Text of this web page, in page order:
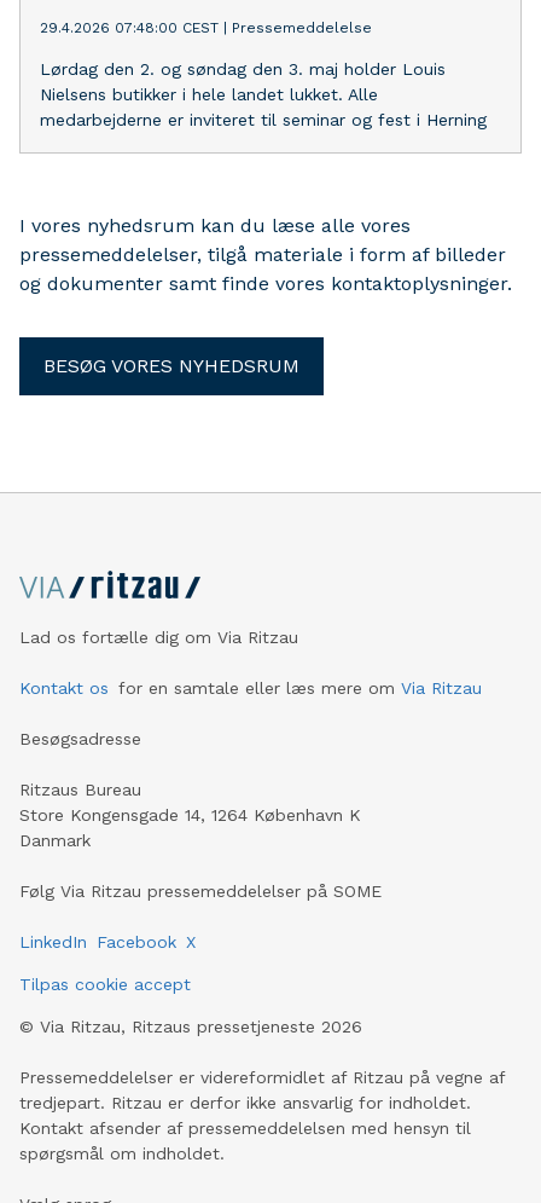
29.4.2026 07:48:00 CEST Pressemeddelelse
Lørdag den 2. og søndag den 3. maj holder Louis
Nielsens butikker i hele landet lukket. Alle
medarbejderne er inviteret til seminar og fest i Herning
I vores nyhedsrum kan du læse alle vores
pressemeddelelser, tilgå materiale i form af billeder
og dokumenter samt finde vores kontaktoplysninger.
BESØG VORES NYHEDSRUM
Lad os fortælle dig om Via Ritzau
Kontakt os for en samtale eller læs mere om Via Ritzau
Besøgsadresse
Ritzaus Bureau
Store Kongensgade 14, 1264 København K
Danmark
Følg Via Ritzau pressemeddelelser på SOME
LinkedIn Facebook X
Tilpas cookie accept
© Via Ritzau, Ritzaus pressetjeneste 2026
Pressemeddelelser er videreformidlet af Ritzau på vegne af
tredjepart. Ritzau er derfor ikke ansvarlig for indholdet.
Kontakt afsender af pressemeddelelsen med hensyn til
spørgsmål om indholdet.